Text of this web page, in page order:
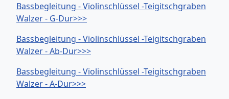
Bassbegleitung - Violinschlüssel -Teigitschgraben
Walzer - G-Dur>>>
Bassbegleitung - Violinschlüssel -Teigitschgraben
Walzer - Ab-Dur>>>
Bassbegleitung - Violinschlüssel -Teigitschgraben
Walzer - A-Dur>>>